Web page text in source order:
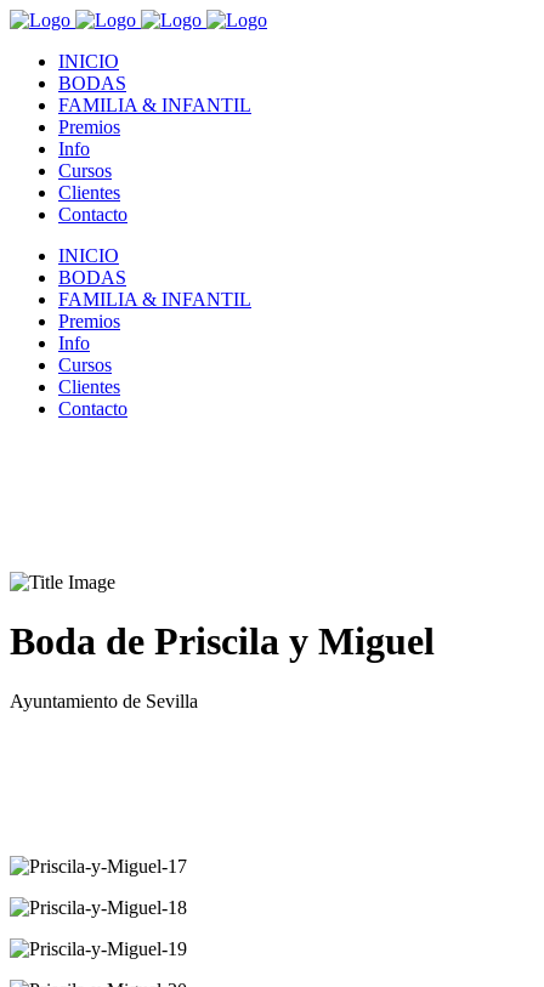
INICIO
BODAS
FAMILIA & INFANTIL
Premios
Info
Cursos
Clientes
Contacto
INICIO
BODAS
FAMILIA & INFANTIL
Premios
Info
Cursos
Clientes
Contacto
Boda de Priscila y Miguel
Ayuntamiento de Sevilla